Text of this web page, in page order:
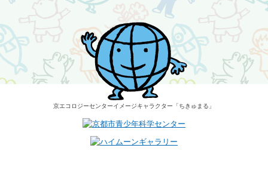
京エコロジーセンターイメージキャラクター 「ちきゅまる」